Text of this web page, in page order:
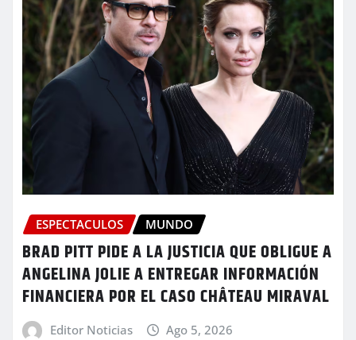
ESPECTACULOS MUNDO
BRAD PITT PIDE A LA JUSTICIA QUE OBLIGUE A
ANGELINA JOLIE A ENTREGAR INFORMACIÓN
FINANCIERA POR EL CASO CHÂTEAU MIRAVAL
Editor Noticias Ago 5, 2026